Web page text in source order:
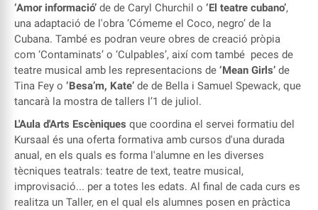
‘Amor informació’ de de Caryl Churchil o ‘El teatre cubano’,
una adaptació de l'obra ‘Cómeme el Coco, negro’ de la
Cubana. També es podran veure obres de creació pròpia
com ‘Contaminats’ o ‘Culpables’, així com també peces de
teatre musical amb les representacions de ‘Mean Girls’ de
Tina Fey o ‘Besa’m, Kate’ de de Bella i Samuel Spewack, que
tancarà la mostra de tallers l’1 de juliol.
L'Aula d'Arts Escèniques que coordina el servei formatiu del
Kursaal és una oferta formativa amb cursos d'una durada
anual, en els quals es forma l'alumne en les diverses
tècniques teatrals: teatre de text, teatre musical,
improvisació... per a totes les edats. Al final de cada curs es
realitza un Taller, en el qual els alumnes posen en pràctica